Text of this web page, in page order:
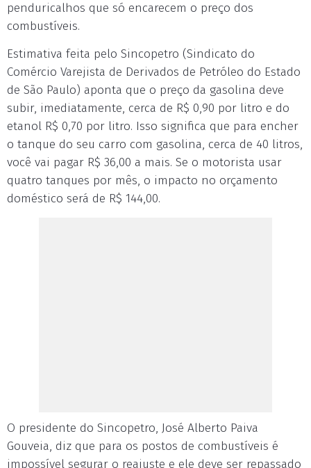
penduricalhos que só encarecem o preço dos
combustíveis.
Estimativa feita pelo Sincopetro (Sindicato do
Comércio Varejista de Derivados de Petróleo do Estado
de São Paulo) aponta que o preço da gasolina deve
subir, imediatamente, cerca de R$ 0,90 por litro e do
etanol R$ 0,70 por litro. Isso significa que para encher
o tanque do seu carro com gasolina, cerca de 40 litros,
você vai pagar R$ 36,00 a mais. Se o motorista usar
quatro tanques por mês, o impacto no orçamento
doméstico será de R$ 144,00.
O presidente do Sincopetro, José Alberto Paiva
Gouveia, diz que para os postos de combustíveis é
impossível segurar o reajuste e ele deve ser repassado